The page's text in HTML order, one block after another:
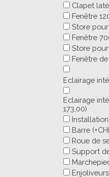
Clapet
Fenêtre
Store pour
Fenêtre
Store pour
Fenêtre
Eclairage
Eclairage
173,00)
Barre
Roue de
Support